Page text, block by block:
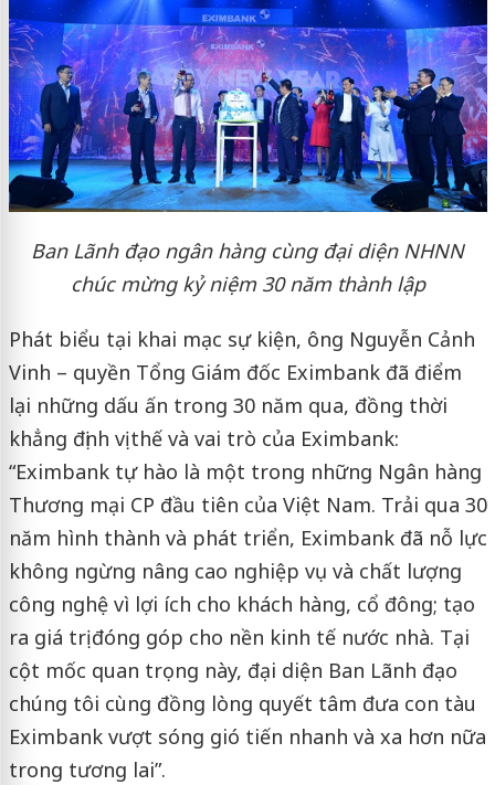
Ban Lãnh đạo ngân hàng cùng đại diện NHNN
chúc mừng kỷ niệm 30 năm thành lập
Phát biểu tại khai mạc sự kiện, ông Nguyễn Cảnh
Vinh – quyền Tổng Giám đốc Eximbank đã điểm
lại những dấu ấn trong 30 năm qua, đồng thời
khẳng định vị thế và vai trò của Eximbank:
“Eximbank tự hào là một trong những Ngân hàng
Thương mại CP đầu tiên của Việt Nam. Trải qua 30
năm hình thành và phát triển, Eximbank đã nỗ lực
không ngừng nâng cao nghiệp vụ và chất lượng
công nghệ vì lợi ích cho khách hàng, cổ đông; tạo
ra giá trị đóng góp cho nền kinh tế nước nhà. Tại
cột mốc quan trọng này, đại diện Ban Lãnh đạo
chúng tôi cùng đồng lòng quyết tâm đưa con tàu
Eximbank vượt sóng gió tiến nhanh và xa hơn nữa
trong tương lai”.